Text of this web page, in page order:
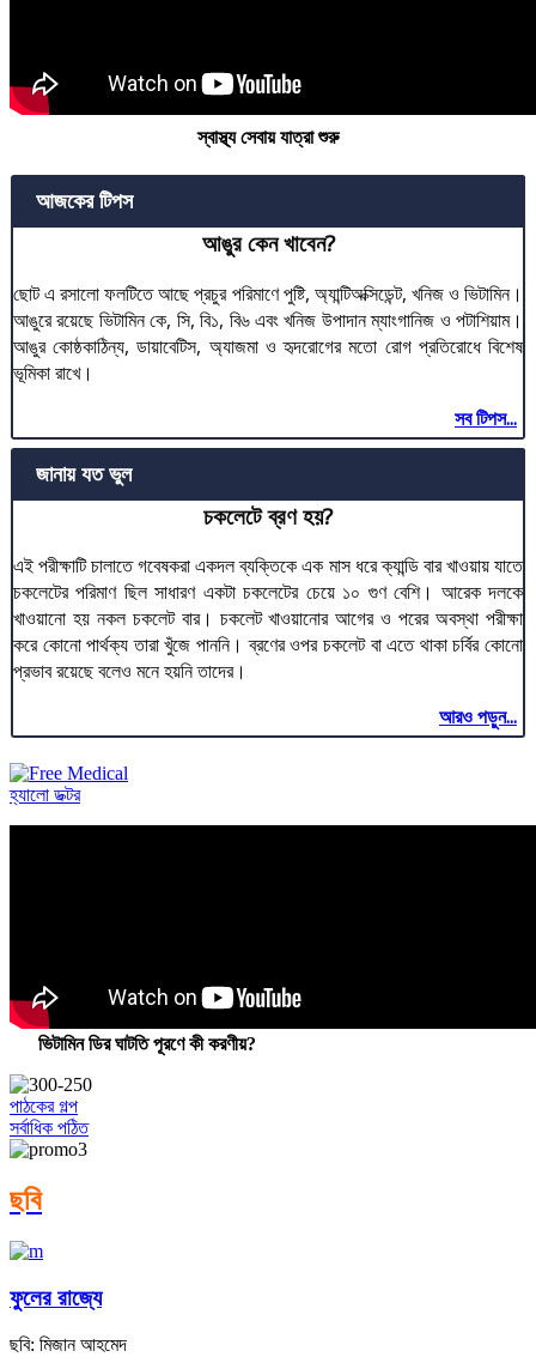
স্বাস্থ্য সেবায় যাত্রা শুরু
আজকের টিপস
আঙুর কেন খাবেন?
ছোট এ রসালো ফলটিতে আছে প্রচুর পরিমাণে পুষ্টি, অ্যান্টিঅক্সিডেন্ট, খনিজ ও ভিটামিন।
আঙুরে রয়েছে ভিটামিন কে, সি, বি১, বি৬ এবং খনিজ উপাদান ম্যাংগানিজ ও পটাশিয়াম।
আঙুর কোষ্ঠকাঠিন্য, ডায়াবেটিস, অ্যাজমা ও হৃদরোগের মতো রোগ প্রতিরোধে বিশেষ
ভূমিকা রাখে।
সব টিপস...
জানায় যত ভুল
চকলেটে ব্রণ হয়?
এই পরীক্ষাটি চালাতে গবেষকরা একদল ব্যক্তিকে এক মাস ধরে ক্যান্ডি বার খাওয়ায় যাতে
চকলেটের পরিমাণ ছিল সাধারণ একটা চকলেটের চেয়ে ১০ গুণ বেশি। আরেক দলকে
খাওয়ানো হয় নকল চকলেট বার। চকলেট খাওয়ানোর আগের ও পরের অবস্থা পরীক্ষা
করে কোনো পার্থক্য তারা খুঁজে পাননি। ব্রণের ওপর চকলেট বা এতে থাকা চর্বির কোনো
প্রভাব রয়েছে বলেও মনে হয়নি তাদের।
আরও পড়ুন...
হ্যালো ডক্টর
ভিটামিন ডির ঘাটতি পূরণে কী করণীয়?
পাঠকের গল্প
সর্বাধিক পঠিত
ছবি
ফুলের রাজ্যে
ছবি: মিজান আহমেদ